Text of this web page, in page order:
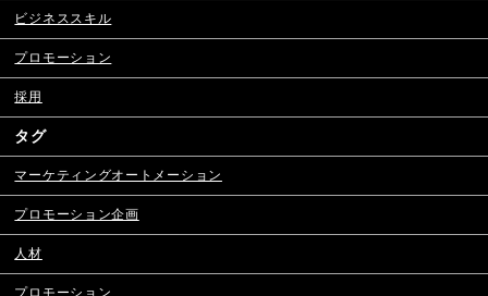
ビジネススキル
プロモーション
採用
タグ
マーケティングオートメーション
プロモーション企画
人材
プロモーション